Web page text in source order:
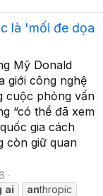
là 'mối đe dọa
Mỹ Donald
giới công nghệ
cuộc phỏng vấn
“có thể đã xem
gia cách
còn giữ quan
ai anthropic